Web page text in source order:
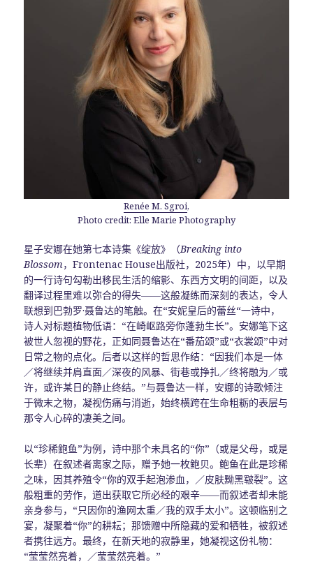
Renée M. Sgroi,
Photo credit: Elle Marie Photography
星子安娜在她第七本诗集《绽放》（Breaking into
Blossom，Frontenac House出版社，2025年）中，以早期
的一行诗句勾勒出移民生活的缩影、东西方文明的间距，以及
翻译过程里难以弥合的得失——这般凝练而深刻的表达，令人
联想到巴勃罗·聂鲁达的笔触。在“安妮皇后的蕾丝“一诗中，
诗人对标题植物低语：“在崎岖路旁你蓬勃生长”。安娜笔下这
被世人忽视的野花，正如同聂鲁达在“番茄颂”或“衣裳颂”中对
日常之物的点化。后者以这样的哲思作结：“因我们本是一体
／将继续并肩直面／深夜的风暴、街巷或挣扎／终将融为／或
许，或许某日的静止终结。”与聂鲁达一样，安娜的诗歌倾注
于微末之物，凝视伤痛与消逝，始终横跨在生命粗粝的表层与
那令人心碎的凄美之间。
以“珍稀鲍鱼”为例，诗中那个未具名的“你”（或是父母，或是
长辈）在叙述者离家之际，赠予她一枚鲍贝。鲍鱼在此是珍稀
之味，因其养殖令“你的双手起泡渗血，／皮肤黝黑皲裂”。这
般粗重的劳作，道出获取它所必经的艰辛——而叙述者却未能
亲身参与，“只因你的渔网太重／我的双手太小”。这顿临别之
宴，凝聚着“你”的耕耘；那馈赠中所隐藏的爱和牺牲，被叙述
者携往远方。最终，在新天地的寂静里，她凝视这份礼物：
“莹莹然亮着，／莹莹然亮着。”